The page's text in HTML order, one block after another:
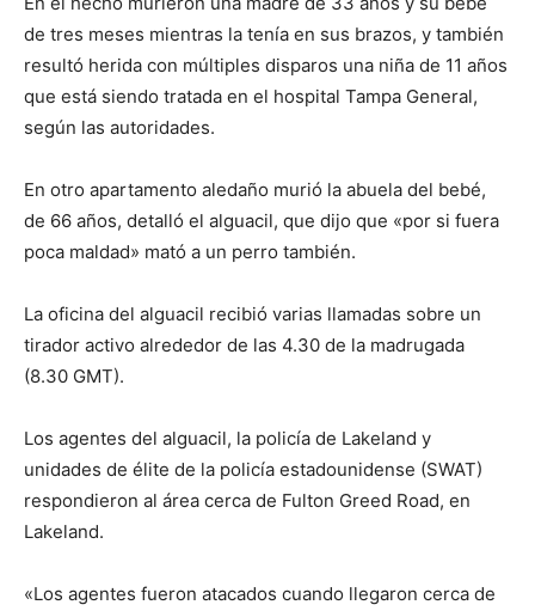
de tres meses mientras la tenía en sus brazos, y también
resultó herida con múltiples disparos una niña de 11 años
que está siendo tratada en el hospital Tampa General,
según las autoridades.
En otro apartamento aledaño murió la abuela del bebé,
de 66 años, detalló el alguacil, que dijo que «por si fuera
poca maldad» mató a un perro también.
La oficina del alguacil recibió varias llamadas sobre un
tirador activo alrededor de las 4.30 de la madrugada
(8.30 GMT).
Los agentes del alguacil, la policía de Lakeland y
unidades de élite de la policía estadounidense (SWAT)
respondieron al área cerca de Fulton Greed Road, en
Lakeland.
«Los agentes fueron atacados cuando llegaron cerca de